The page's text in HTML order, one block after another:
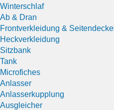
Winterschlaf
Ab & Dran
Frontverkleidung & Seitendeckel
Heckverkleidung
Sitzbank
Tank
Microfiches
Anlasser
Anlasserkupplung
Ausgleicher